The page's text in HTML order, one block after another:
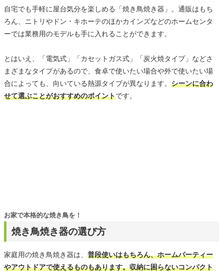
自宅でも手軽に屋台気分を楽しめる「焼き鳥焼き器」。通販はもち
ろん、ニトリやドン・キホーテのほかカインズなどのホームセンタ
ーでは業務用のモデルも手に入れることができます。
とはいえ、「電気式」「カセットガス式」「炭火焼タイプ」などさ
まざまなタイプがあるので、食卓で使いたい場合や外で使いたい場
合によっても、向いている熱源タイプが異なります。 シーンに合わ
せて選ぶことがおすすめのポイントです。
焼き鳥焼き器の選び方
お家で本格的な焼き鳥を！
家庭用の焼き鳥焼き器は、 普段使いはもちろん、ホームパーティー
やアウトドアで使えるものもあります。収納に困らないコンパクト